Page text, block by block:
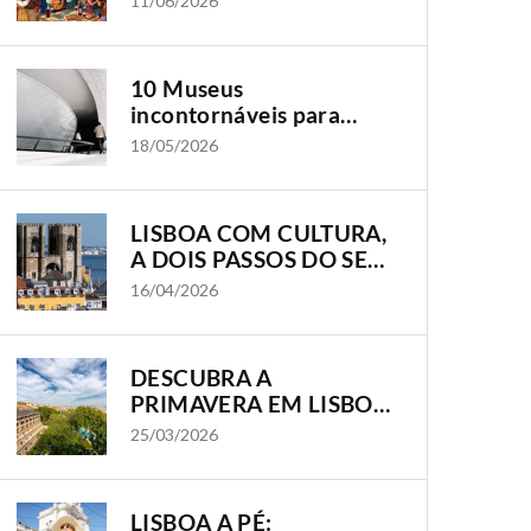
CIDADE GANHA VIDA
10 Museus
incontornáveis para
visitar em Lisboa
18/05/2026
LISBOA COM CULTURA,
A DOIS PASSOS DO SEU
HOTEL OLISSIPPO
16/04/2026
DESCUBRA A
PRIMAVERA EM LISBOA
COM OS HOTÉIS
25/03/2026
LISBOA A PÉ: